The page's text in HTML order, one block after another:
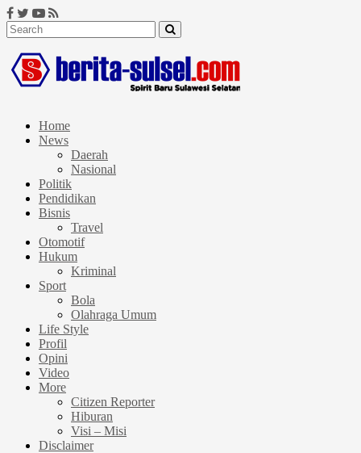
Home
News
Daerah
Nasional
Politik
Pendidikan
Bisnis
Travel
Otomotif
Hukum
Kriminal
Sport
Bola
Olahraga Umum
Life Style
Profil
Opini
Video
More
Citizen Reporter
Hiburan
Visi – Misi
Disclaimer